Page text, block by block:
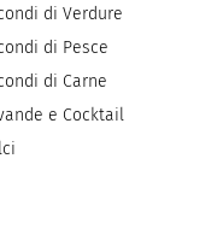
di Verdure
di Pesce
di Carne
e Cocktail